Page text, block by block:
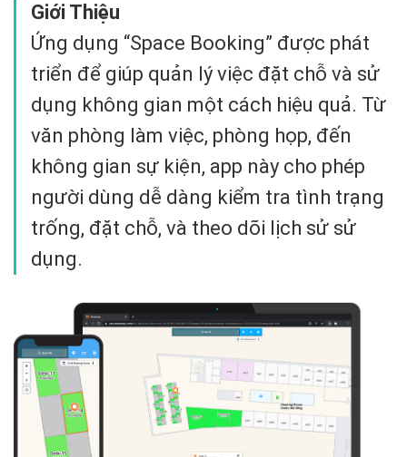
Giới Thiệu
Ứng dụng “Space Booking” được phát
triển để giúp quản lý việc đặt chỗ và sử
dụng không gian một cách hiệu quả. Từ
văn phòng làm việc, phòng họp, đến
không gian sự kiện, app này cho phép
người dùng dễ dàng kiểm tra tình trạng
trống, đặt chỗ, và theo dõi lịch sử sử
dụng.